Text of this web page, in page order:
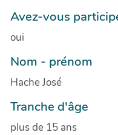
Avez-vous
oui
Nom - prénom
Hache José
Tranche d'âge
plus de 15 ans